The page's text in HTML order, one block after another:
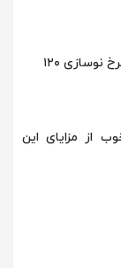
صفحه‌نمایش: ۱۵٫۶ اینچ FHD با پنل IPS، نرخ نوسازی ۱۲۰
از مزایای این